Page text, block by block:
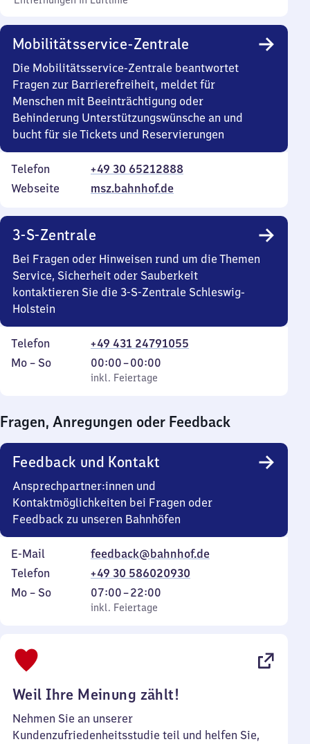
Mobilitätsservice-Zentrale
Die Mobilitätsservice-Zentrale beantwortet
Fragen zur Barrierefreiheit, meldet für
Menschen mit Beeinträchtigung oder
Behinderung Unterstützungswünsche an und
bucht für sie Tickets und Reservierungen
Telefon
+49 30 65212888
Webseite
msz.bahnhof.de
3-S-Zentrale
Bei Fragen oder Hinweisen rund um die Themen
Service, Sicherheit oder Sauberkeit
kontaktieren Sie die 3-S-Zentrale Schleswig-
Holstein
Telefon
+49 431 24791055
Montag
Mo – So,
inkl. Feiertage
00:00–00:00
Von
0
0
Uhr
inkl. Feiertage
Fragen, Anregungen oder Feedback
Feedback und Kontakt
Ansprechpartner:innen und
Kontaktmöglichkeiten bei Fragen oder
Feedback zu unseren Bahnhöfen
E-Mail
feedback@bahnhof.de
Telefon
+49 30 586020930
Montag
Mo – So,
inkl. Feiertage
07:00–22:00
Von
7
inkl. Feiertage
Weil Ihre Meinung zählt!
Nehmen Sie an unserer
Kundenzufriedenheitsstudie teil und helfen Sie,